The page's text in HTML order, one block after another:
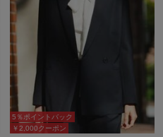
￥2,000クーポン
5％ポイントバック